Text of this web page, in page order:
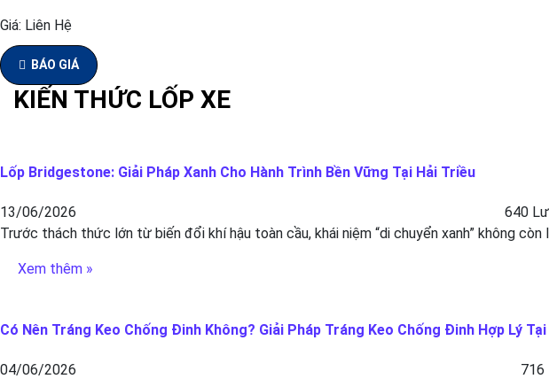
Giá: Liên Hệ
BÁO GIÁ
KIẾN THỨC LỐP XE
Lốp Bridgestone: Giải Pháp Xanh Cho Hành Trình Bền Vững Tại Hải Triều
13/06/2026
640
Trước thách thức lớn từ biến đổi khí hậu toàn cầu, khái niệm “di chuyển xanh” không còn
Xem thêm »
Có Nên Tráng Keo Chống Đinh Không? Giải Pháp Tráng Keo Chống Đinh Hợp Lý
04/06/2026
716